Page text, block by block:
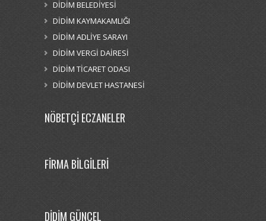
DİDİM BELEDİYESİ
DİDİM KAYMAKAMLIĞI
DİDİM ADLİYE SARAYI
DİDİM VERGİ DAİRESİ
DİDİM TİCARET ODASI
DİDİM DEVLET HASTANESİ
NÖBETÇİ ECZANELER
FİRMA BİLGİLERİ
DİDİM GÜNCEL